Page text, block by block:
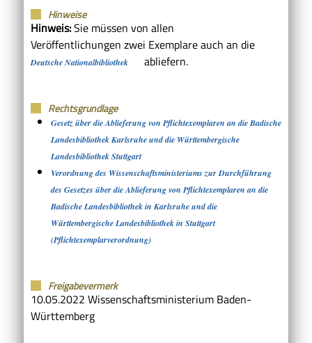
Hinweise
Hinweis:Sie müssen von allen
Veröffentlichungen zwei Exemplare auch an die
Deutsche Nationalbibliothek abliefern.
Rechtsgrundlage
Gesetz über die Ablieferung von Pflichtexemplaren an die Badische
Landesbibliothek Karlsruhe und die Württembergische
Landesbibliothek Stuttgart
Verordnung des Wissenschaftsministeriums zur Durchführung
des Gesetzes über die Ablieferung von Pflichtexemplaren an die
Badische Landesbibliothek in Karlsruhe und die
Württembergische Landesbibliothek in Stuttgart
(Pflichtexemplarverordnung)
Freigabevermerk
10.05.2022 Wissenschaftsministerium Baden-
Württemberg